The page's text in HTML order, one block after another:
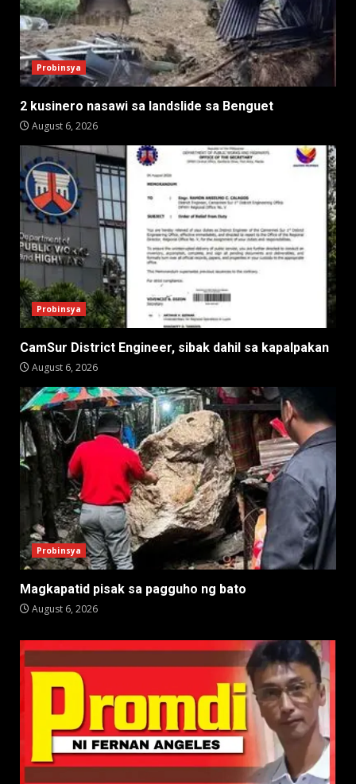
Probinsya
2 kusinero nasawi sa landslide sa Benguet
August 6, 2026
Probinsya
CamSur District Engineer, sibak dahil sa kapalpakan
August 6, 2026
Probinsya
Magkapatid pisak sa pagguho ng bato
August 6, 2026